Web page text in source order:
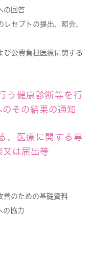
の回答
セプトの提出、照会、
び公費負担医療に関する
う健康診断等を行
その結果の通知
、医療に関する専
又は届出等
善のための基礎資料
の協力